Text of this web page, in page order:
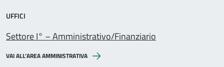
UFFICI
Settore I° – Amministrativo/Finanziario
VAI ALL’AREA AMMINISTRATIVA